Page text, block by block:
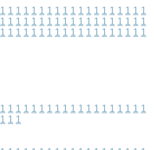
1 1 1 1 1 1 1 1 1 1 1 1 1 1 1 1 1 1 1
1 1 1 1 1 1 1 1 1 1 1 1 1 1 1 1 1 1 1
1 1 1 1 1 1 1 1 1 1 1 1 1 1 1 1 1 1 1
1 1 1 1 1 1 1 1 1 1 1 1 1 1 1 1 1 1 1
1 1 1